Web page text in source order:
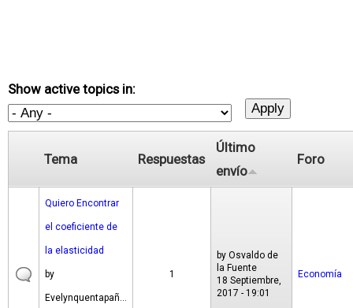
Show active topics in:
Tema Respuestas
Último
envío
Foro
Quiero Encontrar
el coeficiente de
la elasticidad
by
Evelynquentapañ...
1
by Osvaldo de
la Fuente
18 Septiembre,
2017 - 19:01
Economía